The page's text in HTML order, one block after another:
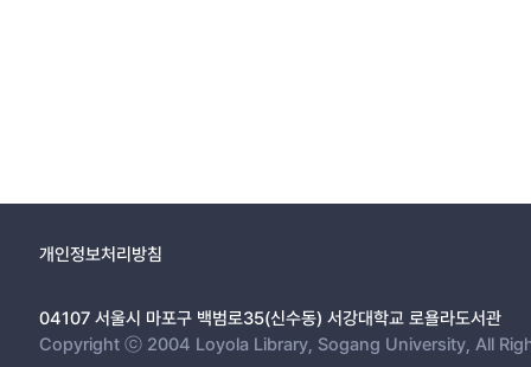
개인정보처리방침
04107 서울시 마포구 백범로35(신수동) 서강대학교 로욜라도서관
Copyright ⓒ 2004 Loyola Library, Sogang University, All